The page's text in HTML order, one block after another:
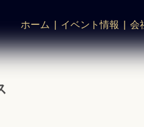
ホーム イベント情報 会